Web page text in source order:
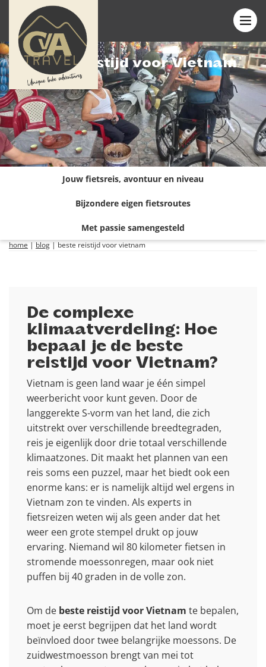
Beste reistijd voor Vietnam
Jouw fietsreis, avontuur en niveau
Bijzondere eigen fietsroutes
Met passie samengesteld
home | blog | beste reistijd voor vietnam
De complexe
klimaatverdeling: Hoe
bepaal je de beste
reistijd voor Vietnam?
Vietnam is geen land waar je één simpel
weerbericht voor kunt geven. Door de
langgerekte S-vorm van het land, die zich
uitstrekt over verschillende breedtegraden,
reis je eigenlijk door drie totaal verschillende
klimaatzones. Dit maakt het plannen van een
reis soms een puzzel, maar het biedt ook een
enorme kans: er is namelijk altijd wel ergens in
Vietnam zon te vinden. Als experts in
fietsreizen weten wij als geen ander dat het
weer een grote stempel drukt op jouw
ervaring. Niemand wil 80 kilometer fietsen in
stromende moessonregen, maar ook niet
puffen bij 40 graden in de volle zon.
Om de beste reistijd voor Vietnam te bepalen,
moet je eerst begrijpen dat het land wordt
beïnvloed door twee belangrijke moessons. De
zuidwestmoesson brengt van mei tot